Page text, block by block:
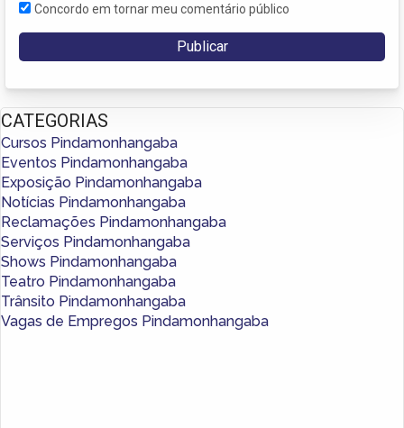
Concordo em tornar meu comentário público
CATEGORIAS
Cursos Pindamonhangaba
Eventos Pindamonhangaba
Exposição Pindamonhangaba
Notícias Pindamonhangaba
Reclamações Pindamonhangaba
Serviços Pindamonhangaba
Shows Pindamonhangaba
Teatro Pindamonhangaba
Trânsito Pindamonhangaba
Vagas de Empregos Pindamonhangaba